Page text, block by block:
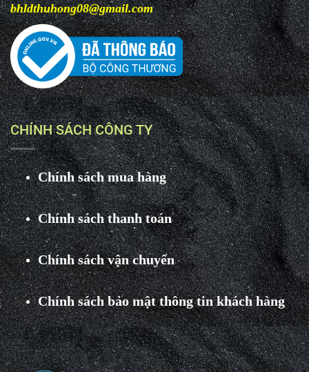
bhldthuhong08@gmail.com
CHÍNH SÁCH CÔNG TY
Chính sách mua hàng
Chính sách thanh toán
Chính sách vận chuyển
Chính sách bảo mật thông tin khách hàng